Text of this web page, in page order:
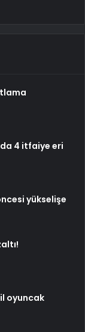
4 itfaiye eri
yükselişe
oyuncak